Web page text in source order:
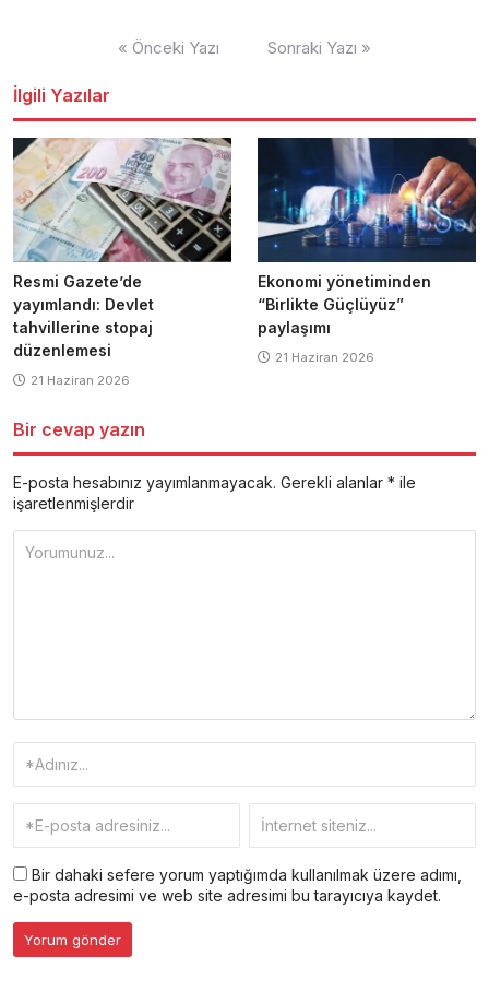
« Önceki Yazı Sonraki Yazı »
İlgili Yazılar
Resmi Gazete’de
yayımlandı: Devlet
tahvillerine stopaj
düzenlemesi
21 Haziran 2026
Ekonomi yönetiminden
“Birlikte Güçlüyüz”
paylaşımı
21 Haziran 2026
Bir cevap yazın
E-posta hesabınız yayımlanmayacak. Gerekli alanlar * ile
işaretlenmişlerdir
Bir dahaki sefere yorum yaptığımda kullanılmak üzere adımı,
e-posta adresimi ve web site adresimi bu tarayıcıya kaydet.